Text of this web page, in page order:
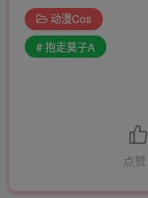
动漫Cos
# 抱走莫子A
点赞